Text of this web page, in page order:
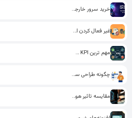
خرید سرور خارجی بدون احراز…
غیر فعال کردن استایل گوتنبرگ…
مهم ترین KPI سئو تاثیرگذار…
چگونه طراحی سایت یاد بگیریم؟…
مقایسه تاثیر هوش مصنوعی و…